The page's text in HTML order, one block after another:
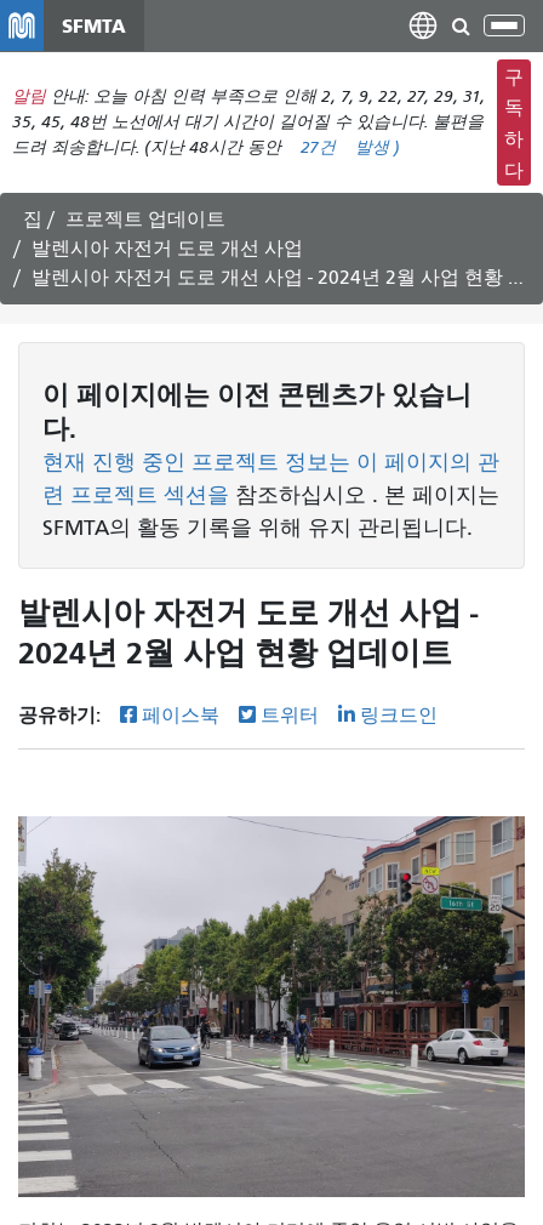
텐
츠
로
건
뛰
기
SFMTA
탐
색
메
뉴
전
환
알림 안내: 오늘 아침 인력 부족으로 인해 2, 7, 9, 22, 27, 29, 31,
35, 45, 48번 노선에서 대기 시간이 길어질 수 있습니다. 불편을
드려 죄송합니다. (지난 48시간 동안
27건 발생 )
구
독
하
다
집
프로젝트 업데이트
발렌시아 자전거 도로 개선 사업
발렌시아 자전거 도로 개선 사업 - 2024년 2월 사업 현황 업데이트
이 페이지에는 이전 콘텐츠가 있습니
다.
현재 진행 중인 프로젝트 정보는 이 페이지의 관
련 프로젝트 섹션을 참조하십시오 . 본 페이지는
SFMTA의 활동 기록을 위해 유지 관리됩니다.
발렌시아 자전거 도로 개선 사업 -
2024년 2월 사업 현황 업데이트
공유하기: 페이스북 트위터 링크드인